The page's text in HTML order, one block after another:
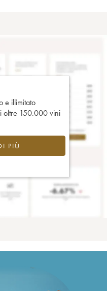
e illimitato
oltre 150.000 vini
PIÙ